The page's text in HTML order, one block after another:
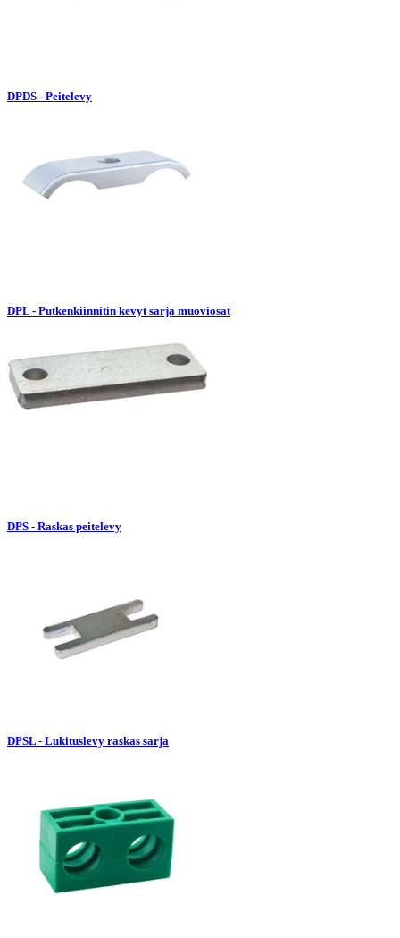
DPDS - Peitelevy
DPL - Putkenkiinnitin kevyt sarja muoviosat
DPS - Raskas peitelevy
DPSL - Lukituslevy raskas sarja